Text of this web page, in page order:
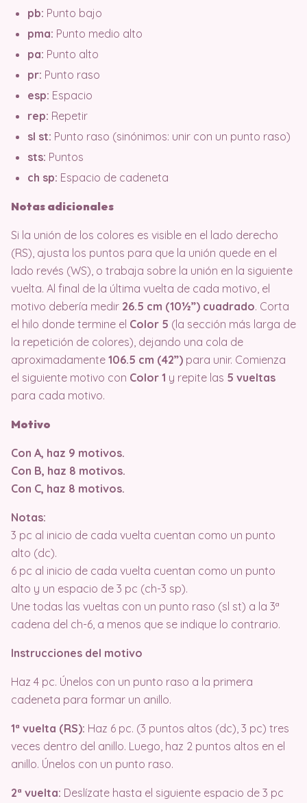
pb: Punto bajo
pma: Punto medio alto
pa: Punto alto
pr: Punto raso
esp: Espacio
rep: Repetir
sl st: Punto raso (sinónimos: unir con un punto raso)
sts: Puntos
ch sp: Espacio de cadeneta
Notas adicionales
Si la unión de los colores es visible en el lado derecho
(RS), ajusta los puntos para que la unión quede en el
lado revés (WS), o trabaja sobre la unión en la siguiente
vuelta. Al final de la última vuelta de cada motivo, el
motivo debería medir 26.5 cm (10½”) cuadrado. Corta
el hilo donde termine el Color 5 (la sección más larga de
la repetición de colores), dejando una cola de
aproximadamente 106.5 cm (42”) para unir. Comienza
el siguiente motivo con Color 1 y repite las 5 vueltas
para cada motivo.
Motivo
Con A, haz 9 motivos.
Con B, haz 8 motivos.
Con C, haz 8 motivos.
Notas:
3 pc al inicio de cada vuelta cuentan como un punto
alto (dc).
6 pc al inicio de cada vuelta cuentan como un punto
alto y un espacio de 3 pc (ch-3 sp).
Une todas las vueltas con un punto raso (sl st) a la 3ª
cadena del ch-6, a menos que se indique lo contrario.
Instrucciones del motivo
Haz 4 pc. Únelos con un punto raso a la primera
cadeneta para formar un anillo.
1ª vuelta (RS): Haz 6 pc. (3 puntos altos (dc), 3 pc) tres
veces dentro del anillo. Luego, haz 2 puntos altos en el
anillo. Únelos con un punto raso.
2ª vuelta: Deslízate hasta el siguiente espacio de 3 pc